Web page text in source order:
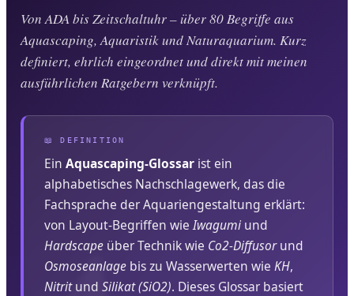
Von ADA bis Zeitschaltuhr – über 80 Begriffe aus
Aquascaping, Aquaristik und Naturaquarium. Kurz
definiert, ehrlich eingeordnet und direkt mit meinen
ausführlichen Ratgebern verknüpft.
📖 DEFINITION
Ein Aquascaping-Glossar ist ein
alphabetisches Nachschlagewerk, das die
Fachsprache der Aquariengestaltung erklärt:
von Layout-Begriffen wieIwagumi und
Hardscape über Technik wie Co2-Diffusorund
Osmoseanlage bis zu Wasserwerten wie KH,
Nitritund Silikat (SiO2). Dieses Glossar basiert